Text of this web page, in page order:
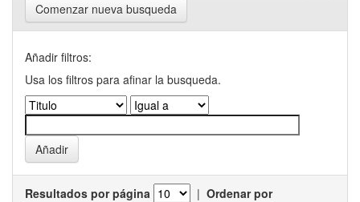
Comenzar nueva busqueda
Añadir filtros:
Usa los filtros para afinar la busqueda.
Resultados por página | Ordenar por